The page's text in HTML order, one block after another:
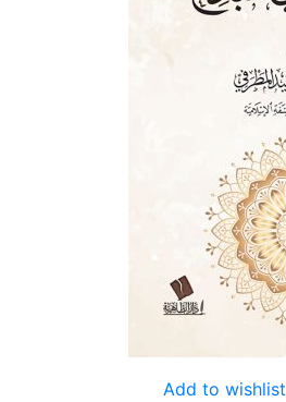
Add to wishlist